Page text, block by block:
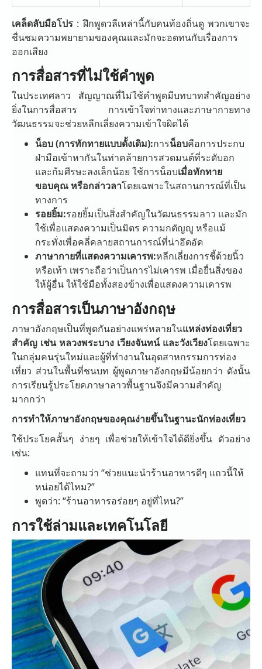
เคล็ดลับมือโปร : ฝึกพูดวลีเหล่านี้กับคนท้องถิ่นดู พวกเขาจะ
ชื่นชมความพยายามของคุณและมักจะอดทนกับเรื่องการ
ออกเสียง
การสื่อสารที่ไม่ใช้คำพูด
ในประเทศลาว สัญญาณที่ไม่ใช้คำพูดมีบทบาทสำคัญอย่าง
ยิ่งในการสื่อสาร การเข้าใจท่าทางและภาษากายทาง
วัฒนธรรมจะช่วยหลีกเลี่ยงความเข้าใจผิดได้
น็อบ (การทักทายแบบดั้งเดิม):การน็อบคือการประกบ
ฝ่ามือเข้าหากันในท่าคล้ายการสวดมนต์ที่ระดับอก
และก้มศีรษะลงเล็กน้อย ใช้การน็อบเมื่อทักทาย
ขอบคุณ หรือกล่าวลาโดยเฉพาะในสถานการณ์ที่เป็น
ทางการ
รอยยิ้ม:รอยยิ้มเป็นสิ่งสำคัญในวัฒนธรรมลาว และมัก
ใช้เพื่อแสดงความเป็นมิตร ความกตัญญู หรือแม้
กระทั่งเพื่อคลี่คลายสถานการณ์ที่น่าอึดอัด
ภาษากายที่แสดงความเคารพ:หลีกเลี่ยงการชี้ด้วยนิ้ว
หรือเท้า เพราะถือว่าเป็นการไม่เคารพ เมื่อยื่นสิ่งของ
ให้ผู้อื่น ให้ใช้มือทั้งสองข้างเพื่อแสดงความเคารพ
การสื่อสารเป็นภาษาอังกฤษ
ภาษาอังกฤษเป็นที่พูดกันอย่างแพร่หลายในแหล่งท่องเที่ยว
สำคัญ เช่น หลวงพระบาง เวียงจันทน์ และวังเวียงโดยเฉพาะ
ในกลุ่มคนรุ่นใหม่และผู้ที่ทำงานในอุตสาหกรรมการท่อง
เที่ยว ส่วนในพื้นที่ชนบท ผู้พูดภาษาอังกฤษมีน้อยกว่า ดังนั้น
การเรียนรู้ประโยคภาษาลาวพื้นฐานจึงมีความสำคัญ
มากกว่า
การทำให้ภาษาอังกฤษของคุณง่ายขึ้นในฐานะนักท่องเที่ยว
ใช้ประโยคสั้นๆ ง่ายๆ เพื่อช่วยให้เข้าใจได้ดียิ่งขึ้น ตัวอย่าง
เช่น:
แทนที่จะถามว่า “ช่วยแนะนำร้านอาหารดีๆ แถวนี้ให้
หน่อยได้ไหม?”
พูดว่า: “ร้านอาหารอร่อยๆ อยู่ที่ไหน?”
การใช้ล่ามและเทคโนโลยี